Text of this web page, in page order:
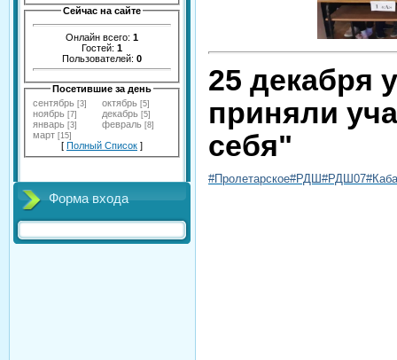
Сейчас на сайте
Онлайн всего: 1
Гостей: 1
Пользователей: 0
Посетившие за день
сентябрь [3] октябрь [5]
ноябрь [7] декабрь [5]
январь [3] февраль [8]
март [15]
[ Полный Список ]
Форма входа
25 декабря
приняли
себя"
#Пролетарское#РДШ#РДШ07